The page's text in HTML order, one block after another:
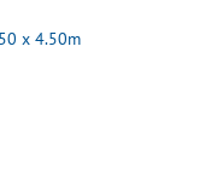
x 4.50m